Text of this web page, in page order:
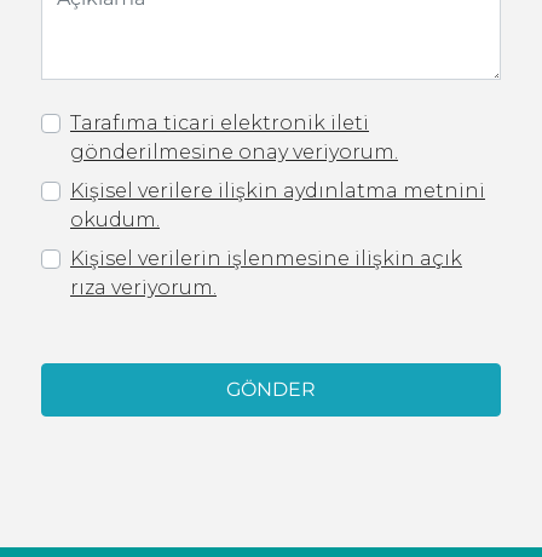
Tarafıma ticari elektronik ileti
gönderilmesine onay veriyorum.
Kişisel verilere ilişkin aydınlatma metnini
okudum.
Kişisel verilerin işlenmesine ilişkin açık
rıza veriyorum.